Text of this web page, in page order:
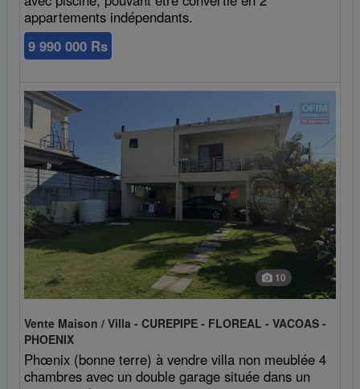
appartements indépendants.
9 990 000 Rs
10
Vente Maison / Villa - CUREPIPE - FLOREAL - VACOAS -
PHOENIX
Phœnix (bonne terre) à vendre villa non meublée 4
chambres avec un double garage située dans un